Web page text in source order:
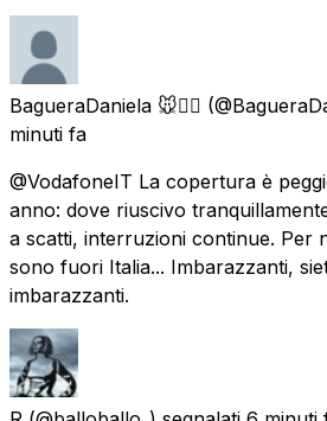
BagueraDaniela 🐭🏴‍☠️
minuti fa
@VodafoneIT La copertura è
anno: dove riuscivo
a scatti, interruzioni continue. Per
sono fuori Italia... Imbarazzanti,
imbarazzanti.